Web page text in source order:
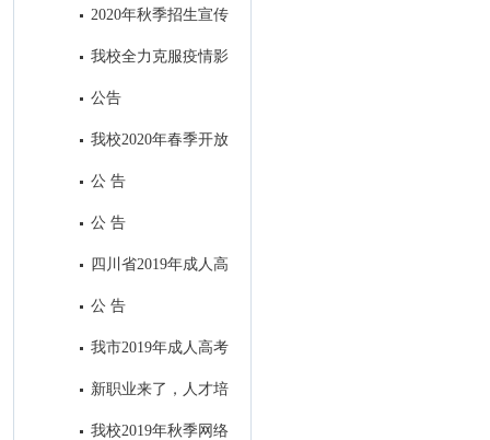
2020年秋季招生宣传
H5制作及在南充主流媒体微信
布项目招标公告
我校全力克服疫情影
响，招生工作取得丰硕成果
公告
我校2020年春季开放
教育招生全面结束
公 告
公 告
四川省2019年成人高
校招生全国统一考试录取最低控
公 告
我市2019年成人高考
考试顺利结束
新职业来了，人才培
养咋跟上？
我校2019年秋季网络